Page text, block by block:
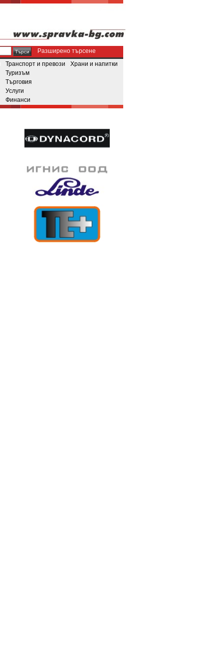
Разширено търсене
Транспорт и превози
Туризъм
Търговия
Услуги
Финанси
Храни и напитки